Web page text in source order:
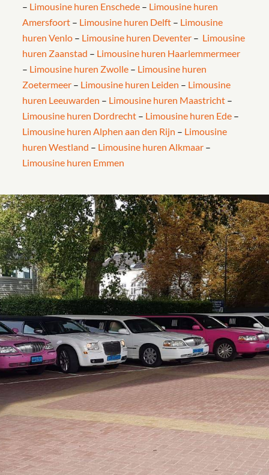
– Limousine huren Enschede– Limousine huren
Amersfoort– Limousine huren Delft– Limousine
huren Venlo– Limousine huren Deventer– Limousine
huren Zaanstad – Limousine huren Haarlemmermeer
– Limousine huren Zwolle– Limousine huren
Zoetermeer– Limousine huren Leiden – Limousine
huren Leeuwarden – Limousine huren Maastricht–
Limousine huren Dordrecht– Limousine huren Ede–
Limousine huren Alphen aan den Rijn – Limousine
huren Westland – Limousine huren Alkmaar–
Limousine huren Emmen